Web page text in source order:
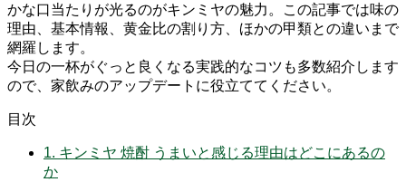
かな口当たりが光るのがキンミヤの魅力。この記事では味の
理由、基本情報、黄金比の割り方、ほかの甲類との違いまで
網羅します。
今日の一杯がぐっと良くなる実践的なコツも多数紹介します
ので、家飲みのアップデートに役立ててください。
目次
1. キンミヤ 焼酎 うまいと感じる理由はどこにあるの
か